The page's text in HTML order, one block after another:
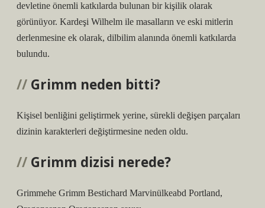
devletine önemli katkılarda bulunan bir kişilik olarak
görünüyor. Kardeşi Wilhelm ile masalların ve eski mitlerin
derlenmesine ek olarak, dilbilim alanında önemli katkılarda
bulundu.
Grimm neden bitti?
Kişisel benliğini geliştirmek yerine, sürekli değişen parçaları
dizinin karakterleri değiştirmesine neden oldu.
Grimm dizisi nerede?
Grimmehe Grimm Bestichard Marvinülkeabd Portland,